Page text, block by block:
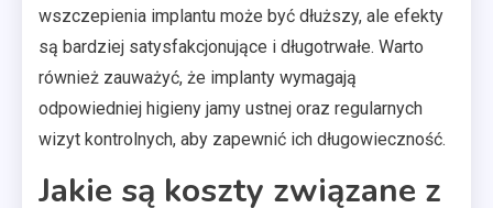
wszczepienia implantu może być dłuższy, ale efekty
są bardziej satysfakcjonujące i długotrwałe. Warto
również zauważyć, że implanty wymagają
odpowiedniej higieny jamy ustnej oraz regularnych
wizyt kontrolnych, aby zapewnić ich długowieczność.
Jakie są koszty związane z